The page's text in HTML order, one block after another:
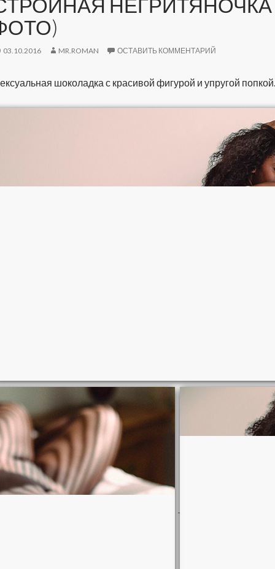
03.10.2016 MR.ROMAN ОСТАВИТЬ КОММЕНТАРИЙ
шоколадка с красивой фигурой и упругой попкой.